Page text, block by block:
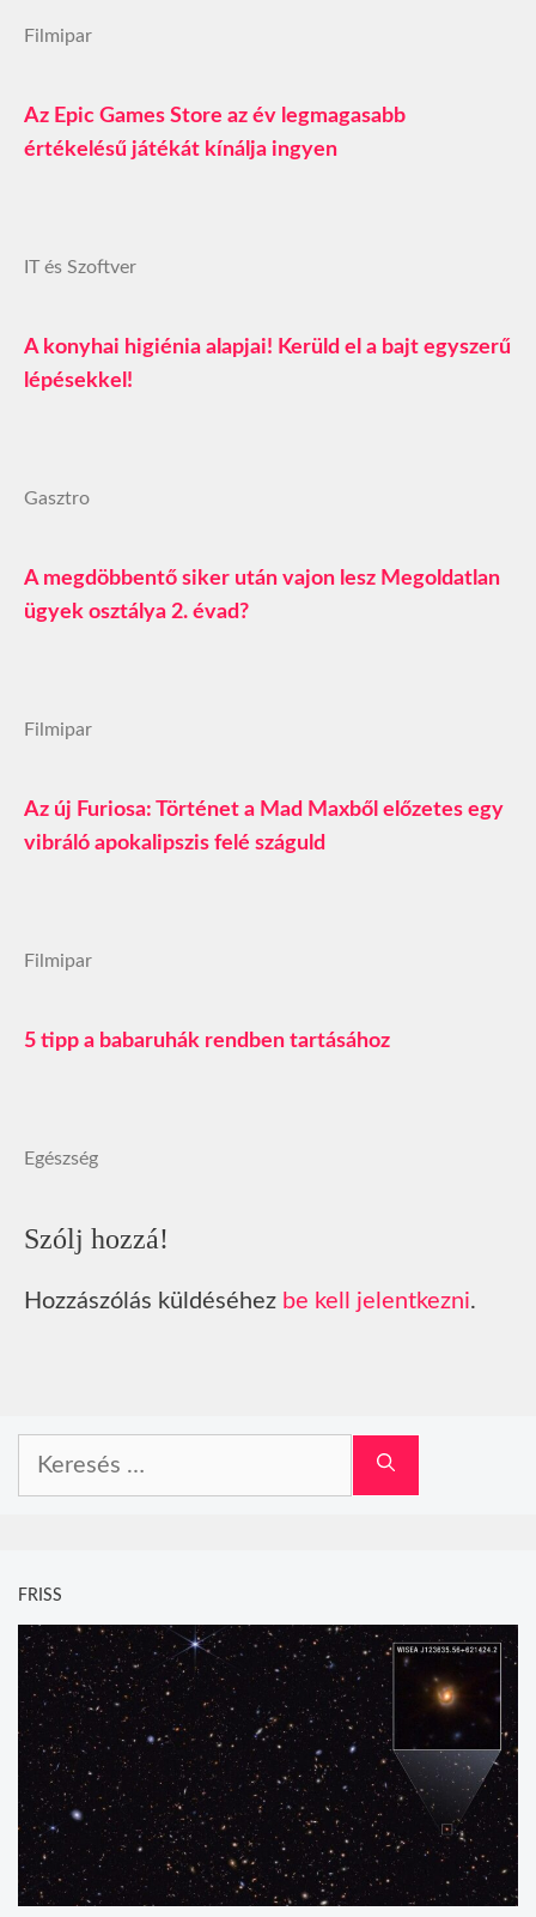
Filmipar
Az Epic Games Store az év legmagasabb
értékelésű játékát kínálja ingyen
IT és Szoftver
A konyhai higiénia alapjai! Kerüld el a bajt egyszerű
lépésekkel!
Gasztro
A megdöbbentő siker után vajon lesz Megoldatlan
ügyek osztálya 2. évad?
Filmipar
Az új Furiosa: Történet a Mad Maxből előzetes egy
vibráló apokalipszis felé száguld
Filmipar
5 tipp a babaruhák rendben tartásához
Egészség
Szólj hozzá!
Hozzászólás küldéséhez be kell jelentkezni.
FRISS